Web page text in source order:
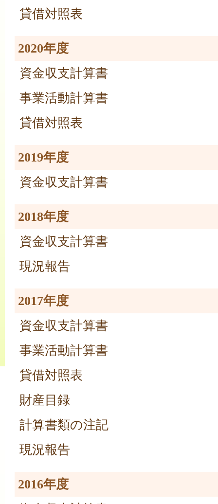
貸借対照表
2020年度
資金収支計算書
事業活動計算書
貸借対照表
2019年度
資金収支計算書
2018年度
資金収支計算書
現況報告
2017年度
資金収支計算書
事業活動計算書
貸借対照表
財産目録
計算書類の注記
現況報告
2016年度